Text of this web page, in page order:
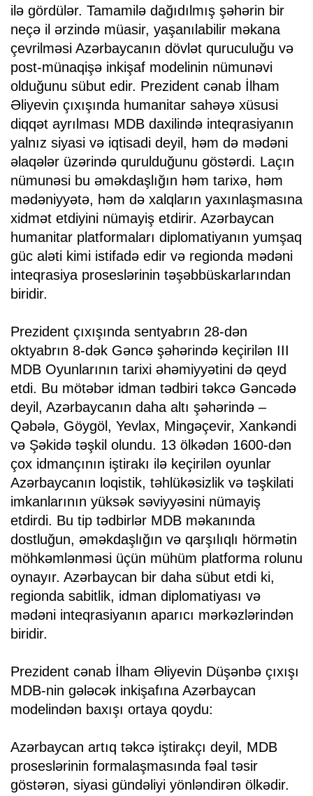
ilə gördülər. Tamamilə dağıdılmış şəhərin bir
neçə il ərzində müasir, yaşanılabilir məkana
çevrilməsi Azərbaycanın dövlət quruculuğu və
post-münaqişə inkişaf modelinin nümunəvi
olduğunu sübut edir. Prezident cənab İlham
Əliyevin çıxışında humanitar sahəyə xüsusi
diqqət ayrılması MDB daxilində inteqrasiyanın
yalnız siyasi və iqtisadi deyil, həm də mədəni
əlaqələr üzərində qurulduğunu göstərdi. Laçın
nümunəsi bu əməkdaşlığın həm tarixə, həm
mədəniyyətə, həm də xalqların yaxınlaşmasına
xidmət etdiyini nümayiş etdirir. Azərbaycan
humanitar platformaları diplomatiyanın yumşaq
güc aləti kimi istifadə edir və regionda mədəni
inteqrasiya proseslərinin təşəbbüskarlarından
biridir.
Prezident çıxışında sentyabrın 28-dən
oktyabrın 8-dək Gəncə şəhərində keçirilən III
MDB Oyunlarının tarixi əhəmiyyətini də qeyd
etdi. Bu mötəbər idman tədbiri təkcə Gəncədə
deyil, Azərbaycanın daha altı şəhərində –
Qəbələ, Göygöl, Yevlax, Mingəçevir, Xankəndi
və Şəkidə təşkil olundu. 13 ölkədən 1600-dən
çox idmançının iştirakı ilə keçirilən oyunlar
Azərbaycanın loqistik, təhlükəsizlik və təşkilati
imkanlarının yüksək səviyyəsini nümayiş
etdirdi. Bu tip tədbirlər MDB məkanında
dostluğun, əməkdaşlığın və qarşılıqlı hörmətin
möhkəmlənməsi üçün mühüm platforma rolunu
oynayır. Azərbaycan bir daha sübut etdi ki,
regionda sabitlik, idman diplomatiyası və
mədəni inteqrasiyanın aparıcı mərkəzlərindən
biridir.
Prezident cənab İlham Əliyevin Düşənbə çıxışı
MDB-nin gələcək inkişafına Azərbaycan
modelindən baxışı ortaya qoydu:
Azərbaycan artıq təkcə iştirakçı deyil, MDB
proseslərinin formalaşmasında fəal təsir
göstərən, siyasi gündəliyi yönləndirən ölkədir.